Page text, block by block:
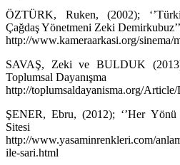
ÖZTÜRK, Ruken, (2002);
Çağdaş Yönetmeni Zeki
http://www.kameraarkasi.org/sinema/
SAVAŞ, Zeki ve BULDUK
Toplumsal Dayanışma
http://toplumsaldayanisma.org/
ŞENER, Ebru, (2012); ‘’Her Yönü
Sitesi
http://www.yasaminrenkleri.com/
ile-sari.html